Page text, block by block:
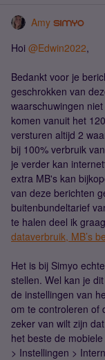
Amy
Hoi @Edwin2022,
Bedankt voor je
geschrokken van
waarschuwingen
komen vanuit het
versturen altijd 2
bij 100% verbruik
je verder kan
extra MB's kan
van deze berichten
buitenbundeltarief
te halen deel ik
dataverbruik, MB’s
Het is bij Simyo
stellen. Wel kan je
de instellingen van
om te controleren of
zeker van wilt zijn
het beste de
> Instellingen >